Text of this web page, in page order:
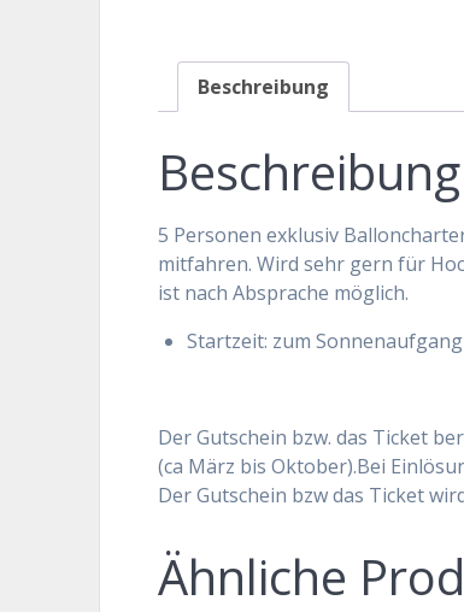
Beschreibung
Beschreibung
5 Personen exklusiv
mitfahren. Wird sehr gern für
ist nach Absprache möglich.
Startzeit: zum
Der Gutschein bzw. das Ticket
(ca März bis Oktober).Bei
Der Gutschein bzw das Ticket
Ähnliche